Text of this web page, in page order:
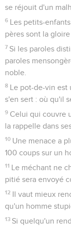
se réjouit d'un
6 Les petits-
pères sont la
7 Si les paroles
paroles
noble.
8 Le pot-de-vin est
s'en sert : où qu'il
9 Celui qui couvre
la rappelle dans
10 Une menace a
100 coups sur un
11 Le méchant ne
pitié sera envoyé
12 Il vaut mieux
qu'un homme
13 Si quelqu'un